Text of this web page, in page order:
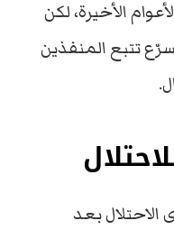
الأخيرة، لكن
تتبع المنفذين
المطلوب رقم 1 لدى الاحتلال بعد